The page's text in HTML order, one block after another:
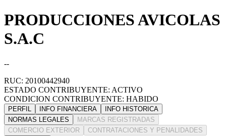
PRODUCCIONES AVICOLAS
S.A.C
--
RUC: 20100442940
ESTADO CONTRIBUYENTE: ACTIVO
CONDICION CONTRIBUYENTE: HABIDO
PERFIL INFO FINANCIERA
INFO HISTORICA
NORMAS LEGALES
MARCAS REGISTRADAS
COMERCIO EXTERIOR
CONTRATACIONES Y PENALIDADES